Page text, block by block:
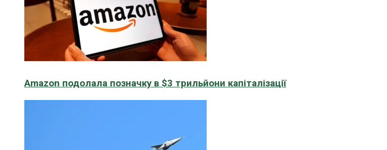
Amazon подолала позначку в $3 трильйони капіталізації